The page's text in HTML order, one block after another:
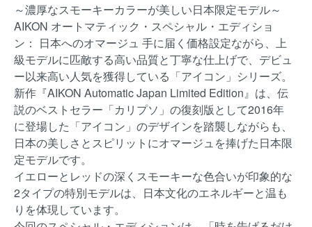
～濃厚なスモーキーカラーが美しい日本限定モデル～
AIKON オートマティック・スペシャル・エディショ
ン： 日本へのオマージュ 手に届く価格設定ながら、上
級モデルに匹敵する高い品質と丁寧な仕上げで、デビュ
ー以来高い人気を獲得している「アイコン」シリーズ。
新作『AIKON Automatic Japan Limited Edition』は、伝
説のベストセラー「カリプソ」の復刻版として2016年
に登場した「アイコン」のデザインを踏襲しながらも、
日本の美しさとスピリットにオマージュを捧げた日本限
定モデルです。
イエローとレッドの深くスモーキーな色合いが印象的な
2タイプの特別モデルは、日本文化のエネルギーと温も
りを体現しています。